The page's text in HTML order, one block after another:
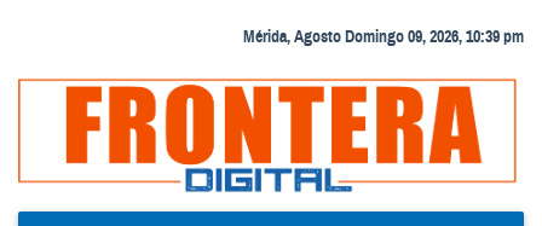
Mérida, Agosto Domingo 09, 2026, 10:39 pm